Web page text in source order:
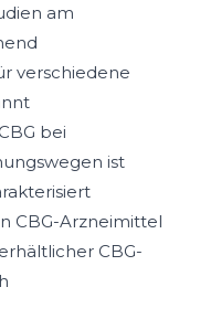
am
verschiedene
bei
ist
CBG-Arzneimittel
CBG-